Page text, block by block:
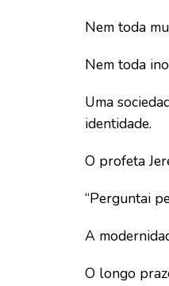
Nem toda
Nem toda
Uma
identidade.
O profeta
“Perguntai
A
O longo